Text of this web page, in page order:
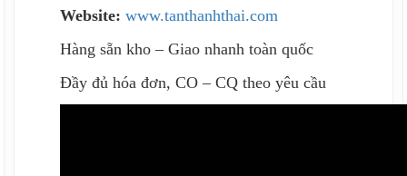
Website: www.tanthanhthai.com
Hàng sẵn kho – Giao nhanh toàn quốc
Đầy đủ hóa đơn, CO – CQ theo yêu cầu